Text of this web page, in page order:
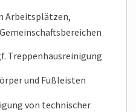
Arbeitsplätzen,
Treppenhaus­reinigung
und Fußleisten
von technischer